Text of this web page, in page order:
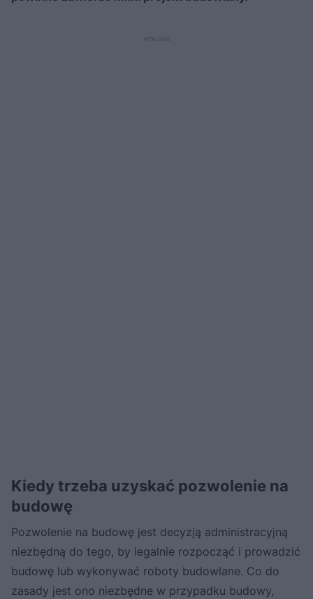
Kiedy trzeba uzyskać pozwolenie na
budowę
Pozwolenie na budowę jest decyzją administracyjną
niezbędną do tego, by legalnie rozpocząć i prowadzić
budowę lub wykonywać roboty budowlane. Co do
zasady jest ono niezbędne w przypadku budowy,